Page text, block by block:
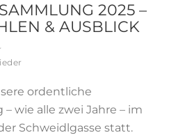
2025 –
& AUSBLICK
ordentliche
wie alle zwei Jahre – im
Schweidlgasse statt.